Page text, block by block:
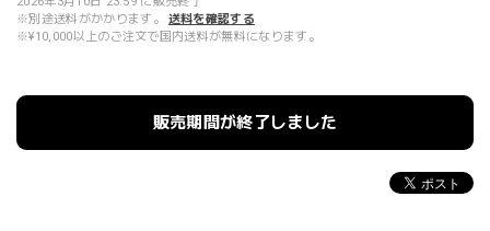
※別途送料がかかります。
送料を確認する
※¥10,000以上のご注文で国内送料が無料になります。
販売期間が終了しました